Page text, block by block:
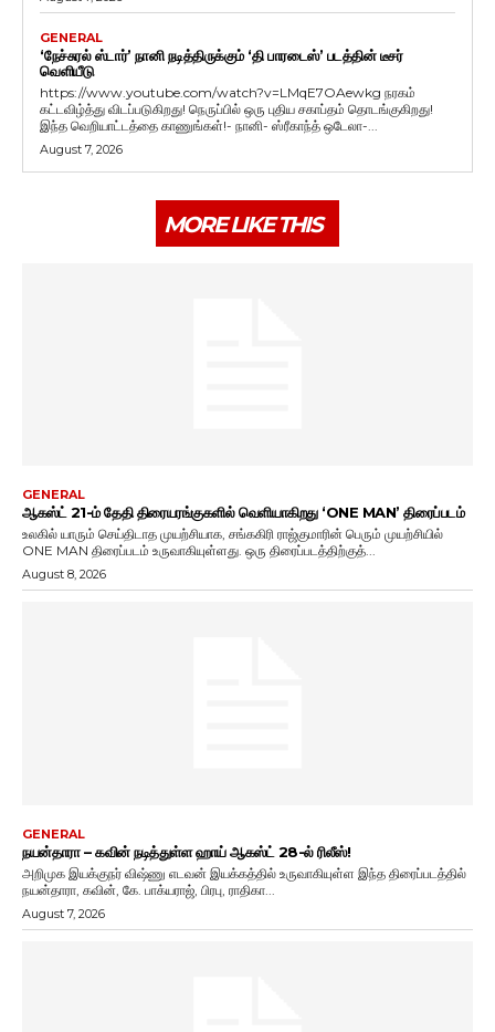
GENERAL
‘நேச்சுரல் ஸ்டார்’ நானி நடித்திருக்கும் ‘தி பாரடைஸ்’ படத்தின் டீசர்
வெளியீடு
https://www.youtube.com/watch?v=LMqE7OAewkg நரகம்
கட்டவிழ்த்து விடப்படுகிறது! நெருப்பில் ஒரு புதிய சகாப்தம் தொடங்குகிறது!
இந்த வெறியாட்டத்தை காணுங்கள்!- நானி- ஸ்ரீகாந்த் ஒடேலா-...
August 7, 2026
MORE LIKE THIS
GENERAL
ஆகஸ்ட் 21-ம் தேதி திரையரங்குகளில் வெளியாகிறது ‘ONE MAN’ திரைப்படம்
உலகில் யாரும் செய்திடாத முயற்சியாக, சங்ககிரி ராஜ்குமாரின் பெரும் முயற்சியில்
ONE MAN திரைப்படம் உருவாகியுள்ளது. ஒரு திரைப்படத்திற்குத்...
August 8, 2026
GENERAL
நயன்தாரா – கவின் நடித்துள்ள ஹாய் ஆகஸ்ட் 28-ல் ரிலீஸ்!
அறிமுக இயக்குநர் விஷ்ணு எடவன் இயக்கத்தில் உருவாகியுள்ள இந்த திரைப்படத்தில்
நயன்தாரா, கவின், கே. பாக்யராஜ், பிரபு, ராதிகா...
August 7, 2026